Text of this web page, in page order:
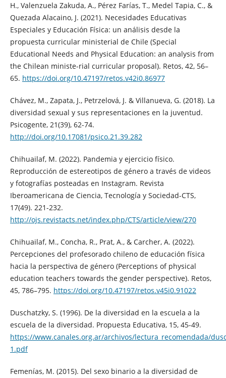
H., Valenzuela Zakuda, A., Pérez Farías, T., Medel Tapia, C., &
Quezada Alacaino, J. (2021). Necesidades Educativas
Especiales y Educación Física: un análisis desde la
propuesta curricular ministerial de Chile (Special
Educational Needs and Physical Education: an analysis from
the Chilean ministe-rial curricular proposal). Retos, 42, 56–
65. https://doi.org/10.47197/retos.v42i0.86977
Chávez, M., Zapata, J., Petrzelová, J. & Villanueva, G. (2018). La
diversidad sexual y sus representaciones en la juventud.
Psicogente, 21(39), 62-74.
http://doi.org/10.17081/psico.21.39.282
Chihuailaf, M. (2022). Pandemia y ejercicio físico.
Reproducción de estereotipos de género a través de videos
y fotografías posteadas en Instagram. Revista
Iberoamericana de Ciencia, Tecnología y Sociedad-CTS,
17(49). 221-232.
http://ojs.revistacts.net/index.php/CTS/article/view/270
Chihuailaf, M., Concha, R., Prat, A., & Carcher, A. (2022).
Percepciones del profesorado chileno de educación física
hacia la perspectiva de género (Perceptions of physical
education teachers towards the gender perspective). Retos,
45, 786–795. https://doi.org/10.47197/retos.v45i0.91022
Duschatzky, S. (1996). De la diversidad en la escuela a la
escuela de la diversidad. Propuesta Educativa, 15, 45-49.
https://www.canales.org.ar/archivos/lectura_recomendada/
1.pdf
Femenías, M. (2015). Del sexo binario a la diversidad de